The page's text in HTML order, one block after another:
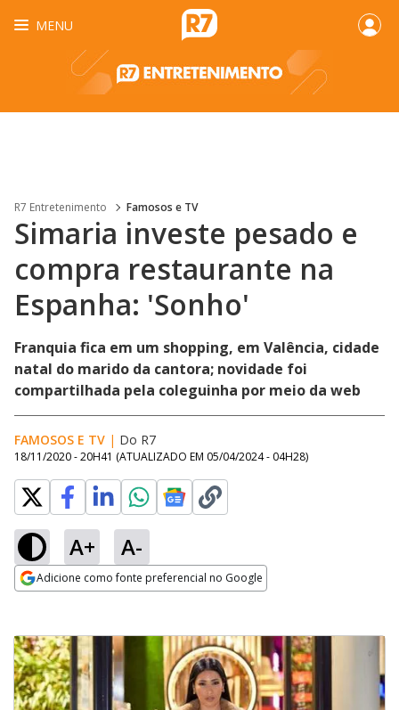
MENU
R7 Entretenimento Famosos e TV
Simaria investe pesado e
compra restaurante na
Espanha: 'Sonho'
Franquia fica em um shopping, em Valência, cidade
natal do marido da cantora; novidade foi
compartilhada pela coleguinha por meio da web
FAMOSOS E TV | Do R7
18/11/2020 - 20H41 (ATUALIZADO EM 05/04/2024 - 04H28)
A+ A-
Adicione como fonte preferencial no Google